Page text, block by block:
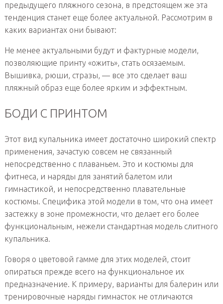
предыдущего пляжного сезона, в предстоящем же эта
тенденция станет еще более актуальной. Рассмотрим в
каких вариантах они бывают:
Не менее актуальными будут и фактурные модели,
позволяющие принту «ожить», стать осязаемым.
Вышивка, рюши, стразы, — все это сделает ваш
пляжный образ еще более ярким и эффектным.
БОДИ С ПРИНТОМ
Этот вид купальника имеет достаточно широкий спектр
применения, зачастую совсем не связанный
непосредственно с плаваньем. Это и костюмы для
фитнеса, и наряды для занятий балетом или
гимнастикой, и непосредственно плавательные
костюмы. Специфика этой модели в том, что она имеет
застежку в зоне промежности, что делает его более
функциональным, нежели стандартная модель слитного
купальника.
Говоря о цветовой гамме для этих моделей, стоит
опираться прежде всего на функциональное их
предназначение. К примеру, варианты для балерин или
тренировочные наряды гимнасток не отличаются